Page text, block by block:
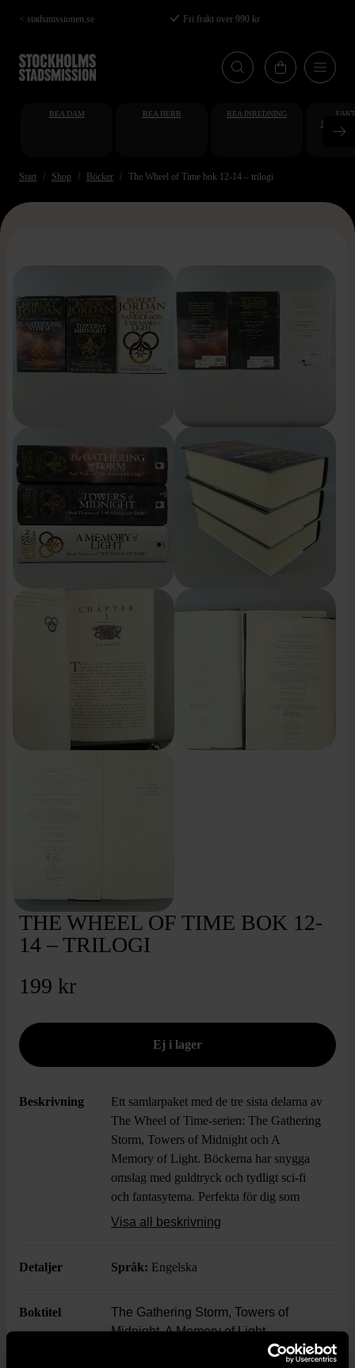
Hoppa
till
huvudinnehåll
< stadsmissionen.se Fri frakt över 990 kr
REA DAM REA HERR REA INREDNING
Start Shop Böcker The Wheel of Time bok 12-14 – trilogi
>
THE WHEEL OF TIME BOK 12-
14 – TRILOGI
199 kr
Beskrivning
Ett samlarpaket med de tre sista delarna av
The Wheel of Time-serien: The Gathering
Storm, Towers of Midnight och A
Memory of Light. Böckerna har snygga
omslag med guldtryck och tydligt sci-fi
och fantasytema. Perfekta för dig som
älskar episka äventyr och vill dyka in i en
Visa all beskrivning
Detaljer Språk: Engelska
Boktitel
The Gathering Storm, Towers of
Midnight, A Memory of Light